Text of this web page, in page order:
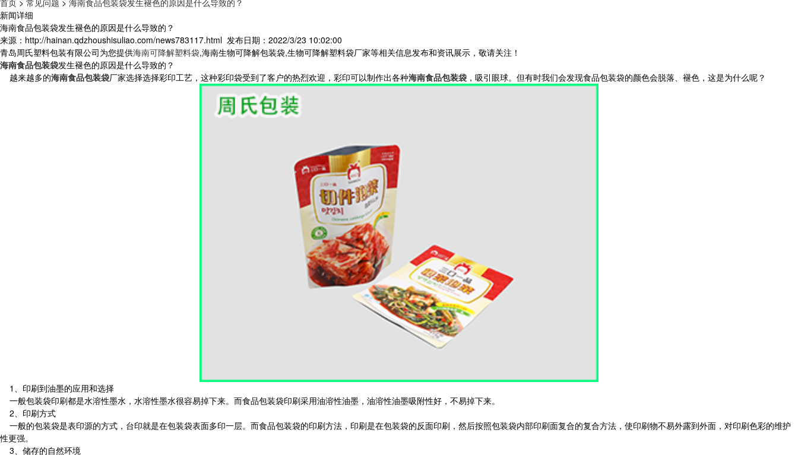
首页 > 常见问题 > 海南食品包装袋发生褪色的原因是什么导致的？
新闻详细
海南食品包装袋发生褪色的原因是什么导致的？
来源：http://hainan.qdzhoushisuliao.com/news783117.html 发布日期：2022/3/23 10:02:00
青岛周氏塑料包装有限公司为您提供海南可降解塑料袋,海南生物可降解包装袋,生物可降解塑料袋厂家等相关信息发布和资讯展示，敬请关注！
海南食品包装袋发生褪色的原因是什么导致的？
越来越多的海南食品包装袋厂家选择选择彩印工艺，这种彩印袋受到了客户的热烈欢迎，彩印可以制作出各种海南食品包装袋 ，吸引眼球。但有时我们会发现食品包装袋的颜色会脱落、褪色，这是为什么呢？
1、印刷到油墨的应用和选择
一般包装袋印刷都是水溶性墨水，水溶性墨水很容易掉下来。而食品包装袋印刷采用油溶性油墨，油溶性油墨吸附性好，不易掉下来。
2、印刷方式
一般的包装袋是表印源的方式，台印就是在包装袋表面多印一层。而食品包装袋的印刷方法，印刷是在包装袋的反面印刷，然后按照包装袋内部印刷面复合的复合方法，使印刷物不易外露到外面，对印刷色彩的维护
性更强。
3、储存的自然环境